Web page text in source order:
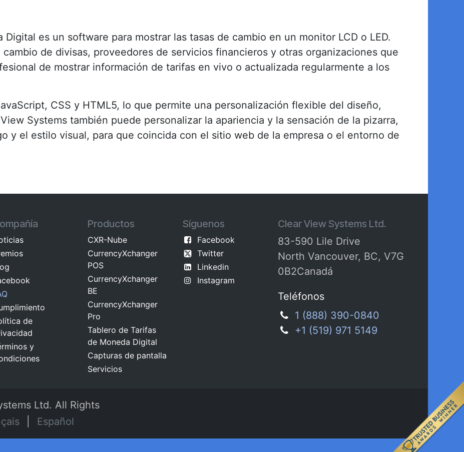
Digital es un software para mostrar las tasas de cambio en un monitor LCD o LED.
de divisas, proveedores de servicios financieros y otras organizaciones que
de mostrar información de tarifas en vivo o actualizada regularmente a los
CSS y HTML5, lo que permite una personalización flexible del diseño,
Systems también puede personalizar la apariencia y la sensación de la pizarra,
y el estilo visual, para que coincida con el sitio web de la empresa o el entorno de
de
y
Productos
CXR-Nube
CurrencyXchanger
POS
CurrencyXchanger
BE
CurrencyXchanger
Pro
Tablero de Tarifas
de Moneda Digital
Capturas de pantalla
Servicios
Síguenos
Facebook
Twitter
Linkedin
Instagram
Clear View Systems Ltd.
83-590 Lile Drive
North Vancouver, BC, V7G
0B2Canadá
Teléfonos
1 (888) 390-0840
+1 (519) 971 5149
Ltd. All Rights
Español